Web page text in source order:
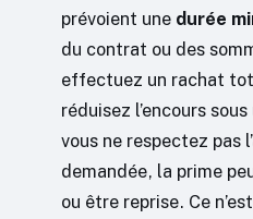
prévoient une durée
du contrat ou des
effectuez un rachat
réduisez l’encours
vous ne respectez pas
demandée, la prime
ou être reprise. Ce